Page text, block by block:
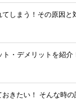
しまう！その原因と
・デメリットを紹介
きたい！ そんな時の